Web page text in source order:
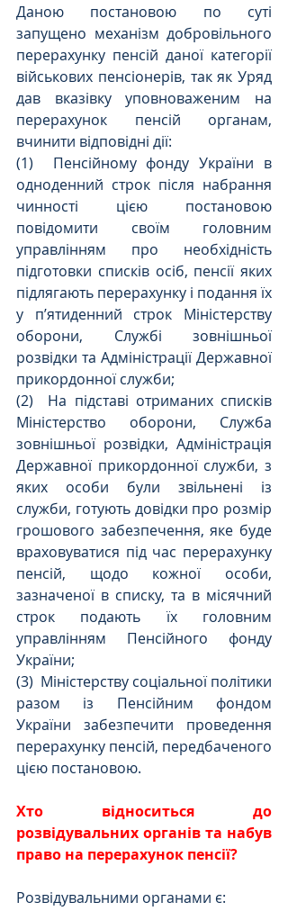
Даною постановою по суті
запущено механізм добровільного
перерахунку пенсій даної категорії
військових пенсіонерів, так як Уряд
дав вказівку уповноваженим на
перерахунок пенсій органам,
вчинити відповідні дії:
(1)  Пенсійному фонду України в
одноденний строк після набрання
чинності цією постановою
повідомити своїм головним
управлінням про необхідність
підготовки списків осіб, пенсії яких
підлягають перерахунку і подання їх
у п’ятиденний строк Міністерству
оборони, Службі зовнішньої
розвідки та Адміністрації Державної
прикордонної служби;
(2)  На підставі отриманих списків
Міністерство оборони, Служба
зовнішньої розвідки, Адміністрація
Державної прикордонної служби, з
яких особи були звільнені із
служби, готують довідки про розмір
грошового забезпечення, яке буде
враховуватися під час перерахунку
пенсій, щодо кожної особи,
зазначеної в списку, та в місячний
строк подають їх головним
управлінням Пенсійного фонду
України;
(3)  Міністерству соціальної політики
разом із Пенсійним фондом
України забезпечити проведення
перерахунку пенсій, передбаченого
цією постановою.
Хто відноситься до
розвідувальних органів та набув
право на перерахунок пенсії?
Розвідувальними органами є: